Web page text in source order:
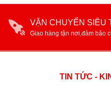
VẬN CHUYỂN SIÊU
Giao hàng tận nơi,đảm bảo
TIN TỨC -